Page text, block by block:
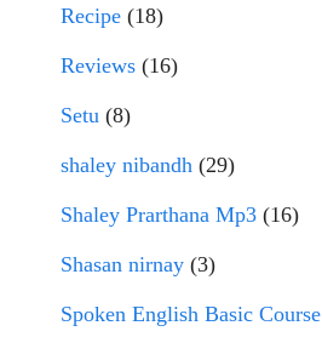
Recipe (18)
Reviews (16)
Setu (8)
shaley nibandh (29)
Shaley Prarthana Mp3 (16)
Shasan nirnay (3)
Spoken English Basic Course